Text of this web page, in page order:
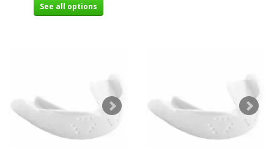
See all options